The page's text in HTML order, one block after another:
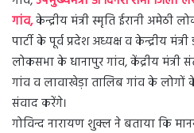
गांव,केन्द्रीय मंत्री स्मृति ईरानी अमेठी
पार्टी के पूर्व प्रदेश अध्यक्ष व केन्द्रीय
लोकसभा के धानापुर गांव, केंद्रीय मंत्री
गांव व लावाखेड़ा तालिब गांव के लोगों
संवाद करेंगे।
गोविन्द नारायण शुक्ल ने बताया कि